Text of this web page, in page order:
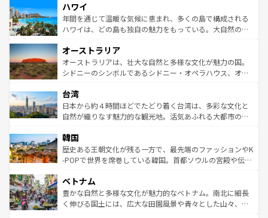
ば市内交通費無料で観光を楽しむこともできる。 なお、新
着のスイス情報はコンテンツ一覧 を参照してほしい。
のような巨大都市は、観光、ショッピング、エンターテイ
ンメントが詰まった刺激的なスポットだ。一方、アメリカ
西部には大自然が広がり、グランドキャニオンやイエロー
部のニューオーリンズでは、音楽と美食が融合した独特の
文化が魅力。旅行者はアメリカの各地域で異なる魅力を楽
しみながら、その多様性と豊かな歴史を感じることができ
ならではの贅沢な旅のスタイルだ。 なお、新着のアメリカ
情報はコンテンツ一覧を参照してほしい。
ハワイ
年間を通じて温暖な気候に恵まれ、多くの島で構成される
ハワイは、どの島も独自の魅力をもっている。大自然の神
ワイ島は見逃せない。また、定番の観光地といえばオアフ
島だが、静かな自然を求めるならマウイ島やカウアイ島が
おすすめ。エメラルドグリーンに輝く海をはじめ、豊かな
れるおもてなしの心で訪れる人々を迎えてくれるハワイの
人々、おいしいローカルフードやハワイアンミュージッ
ク、伝統的なフラダンスなど、すべてがハワイの魅力を彩
ワイを、存分に味わってほしい。 なお、新着のハワイ情報
はコンテンツ一覧を参照してほしい。
オーストラリア
オーストラリアは、壮大な自然と多様な文化が魅力の国。
シドニーのシンボルであるシドニー・オペラハウス、オー
リアリーフや大陸中央部にそびえるウルル（エアーズロッ
ク）、タスマニアの美しい原生林やケアンズの熱帯雨林な
ど、見どころがたくさん。また、カフェやワイン、オージ
いる。アクティビティも充実しており、サーフィンやダイ
ビング、ハイキングなど、アウトドア好きにはたまらな
い。オーストラリアの多彩な魅力を存分に味わいつくそ
参照してほしい。
台湾
日本から約４時間ほどでたどり着く台湾は、多彩な文化と
自然が織りなす魅力的な観光地。活気あふれる大都市の台
ン）、静ひつな山岳地帯である台湾東部など、都市の喧騒
と山間の静けさが共存しており、訪れる人に新しい発見と
驚きをもたらしてくれる。また、奥深い台湾の食文化も魅
容にもいいと評判のスイーツなど、バラエティ豊かな料理
が味わえる。 なお、新着の台湾情報は コンテンツ一覧を参
照してほしい。
韓国
歴史ある王朝文化が残る一方で、最先端のファッションやK
-POPで世界を席巻している韓国。首都ソウルの宮殿や伝統
き、地方に足を延ばせば四季折々の自然美を楽しむことが
できる。そして、キムチや焼肉、絶品のストリートフード
まで、さまざまな韓国料理が待っている。夜には、韓国な
ベトナム
豊かな自然と多様な文化が魅力的なベトナム。南北に細長
く伸びる国土には、広大な田園風景や青々とした山々、世